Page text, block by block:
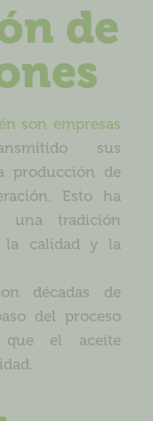
de
son empresas
sus
producción de
Esto ha
una tradición
la calidad y la
décadas de
del proceso
que el aceite